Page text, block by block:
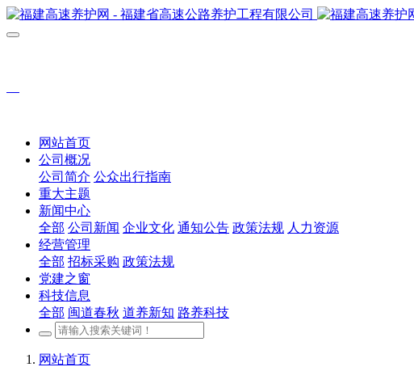
网站首页
公司概况
公司简介 公众出行指南
重大主题
新闻中心
全部 公司新闻 企业文化 通知公告 政策法规 人力资源
经营管理
全部 招标采购 政策法规
党建之窗
科技信息
全部 闽道春秋 道养新知 路养科技
网站首页